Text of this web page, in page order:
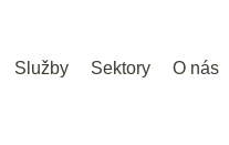
Služby Sektory O nás